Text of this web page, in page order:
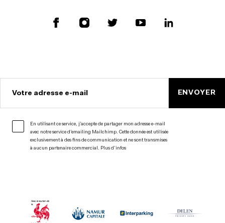
Votre adresse e-mail
En utilisant ce service, j’accepte de partager mon adresse e-mail
avec notre service d’emailing Mailchimp. Cette donnée est utilisée
exclusivement à des fins de communication et ne sont transmises
à aucun partenaire commercial.
Plus d’infos
ENVOYER